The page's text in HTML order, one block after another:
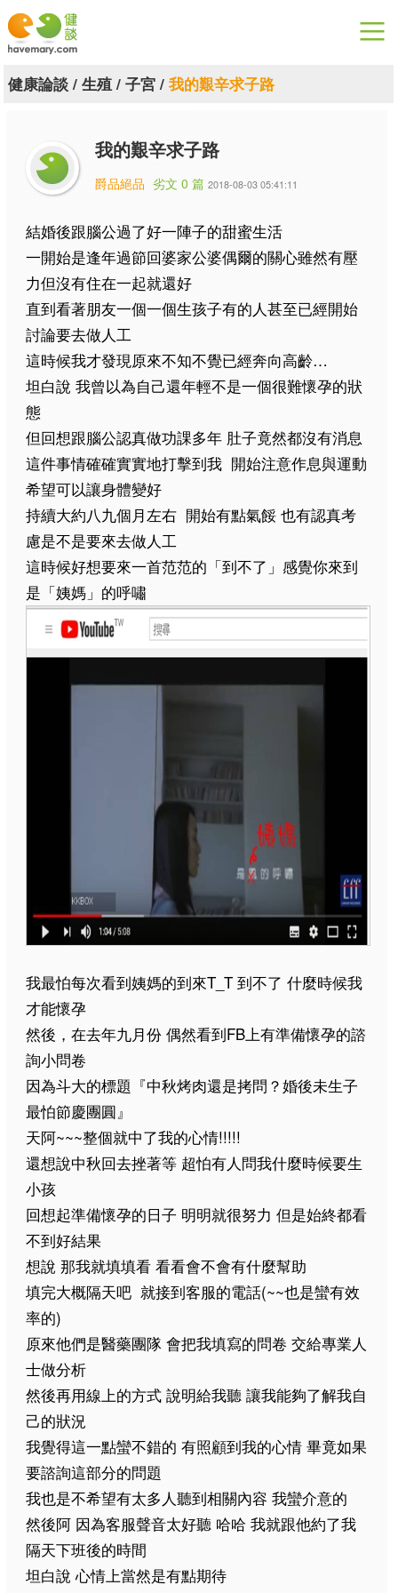
漫漫健康
關於健談
聯絡我們
下載專區
健康論談/ 生殖/ 子宮/ 我的艱辛求子路
我的艱辛求子路
爵品絕品 劣文 0 篇 2018-08-03 05:41:11
結婚後跟腦公過了好一陣子的甜蜜生活
一開始是逢年過節回婆家公婆偶爾的關心雖然有壓
力但沒有住在一起就還好
直到看著朋友一個一個生孩子有的人甚至已經開始
討論要去做人工
這時候我才發現原來不知不覺已經奔向高齡…
坦白說 我曾以為自己還年輕不是一個很難懷孕的狀
態
但回想跟腦公認真做功課多年 肚子竟然都沒有消息
這件事情確確實實地打擊到我
開始注意作息與運動
希望可以讓身體變好
持續大約八九個月左右
開始有點氣餒 也有認真考
慮是不是要來去做人工
這時候好想要來一首范范的「到不了」 感覺你來到
是「姨媽」的呼嘯
我最怕每次看到姨媽的到來T_T 到不了 什麼時候我
才能懷孕
然後，在去年九月份 偶然看到 FB上有準備懷孕的諮
詢小問卷
因為斗大的標題『中秋烤肉還是拷問？婚後未生子
最怕節慶團圓』
天阿~~~整個就中了我的心情!!!!!
還想說中秋回去挫著等 超怕有人問我什麼時候要生
小孩
回想起準備懷孕的日子 明明就很努力 但是始終都看
不到好結果
想說 那我就填填看 看看會不會有什麼幫助
填完大概隔天吧 就接到客服的電話(~~也是蠻有效
率的)
原來他們是醫藥團隊 會把我填寫的問卷 交給專業人
士做分析
然後再用線上的方式 說明給我聽 讓我能夠了解我自
己的狀況
我覺得這一點蠻不錯的 有照顧到我的心情 畢竟如果
要諮詢這部分的問題
我也是不希望有太多人聽到相關內容 我蠻介意的
然後阿 因為客服聲音太好聽 哈哈 我就跟他約了我
隔天下班後的時間
坦白說 心情上當然是有點期待